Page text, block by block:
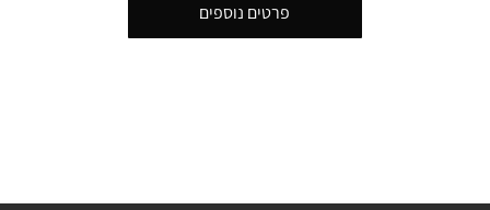
פרטים נוספים